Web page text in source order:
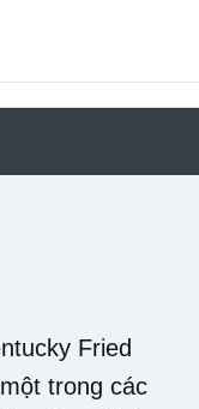
Fried
trong các